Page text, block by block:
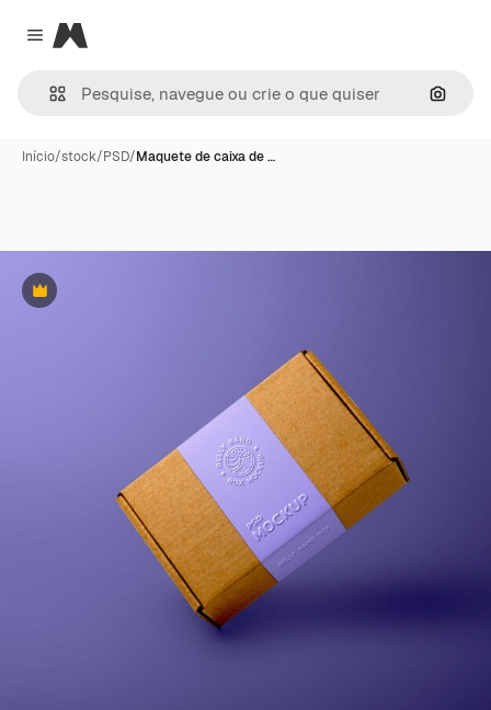
Close menu
Magnific
Início/stock/PSD/Maquete de caixa de …
Premium